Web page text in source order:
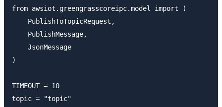
from awsiot.greengrasscoreipc.model import (
    PublishToTopicRequest,
    PublishMessage,
    JsonMessage
)
TIMEOUT = 10
topic = "topic"